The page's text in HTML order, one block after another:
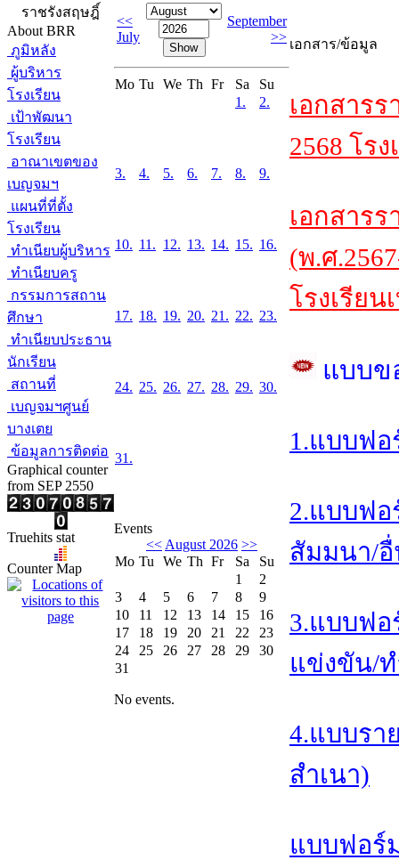
ราชรังสฤษฎิ์
About BRR
ภูมิหลัง
ผู้บริหาร
โรงเรียน
เป้าพัฒนา
โรงเรียน
อาณาเขตของ
เบญจมฯ
แผนที่ที่ตั้ง
โรงเรียน
ทำเนียบผู้บริหาร
ทำเนียบครู
กรรมการสถาน
ศึกษา
ทำเนียบประธาน
นักเรียน
สถานที่
เบญจมฯศูนย์
บางเตย
ข้อมูลการติดต่อ
Graphical counter
from SEP 2550
Truehits stat
Counter Map
<<
July
September
>>
Mo Tu We Th Fr Sa
Su
1.
2.
3. 4. 5. 6. 7. 8. 9.
10. 11. 12. 13. 14. 15. 16.
17. 18. 19. 20. 21. 22. 23.
24. 25. 26. 27. 28. 29. 30.
31.
Events
<< August 2026 >>
Mo Tu We Th Fr Sa
Su
1
2
3
4 5 6 7 8
9
10
11 12 13 14 15
16
17
18 19 20 21 22
23
24
25 26 27 28 29
30
31
No events.
เอกสาร/ข้อมูล
เอกสาร
2568 โร
เอกสาร
(พ.ศ
โรงเรีย
แบบข
1.แบบฟ
2.แบบฟ
สัมมนา/
3.แบบฟอ
แข่งขัน/
4.แบบรา
สำเนา)
แบบฟอร์